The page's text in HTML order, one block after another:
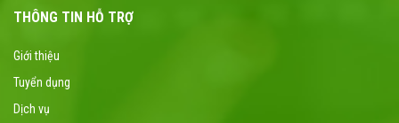
THÔNG TIN HỖ TRỢ
Giới thiệu
Tuyển dụng
Dịch vụ